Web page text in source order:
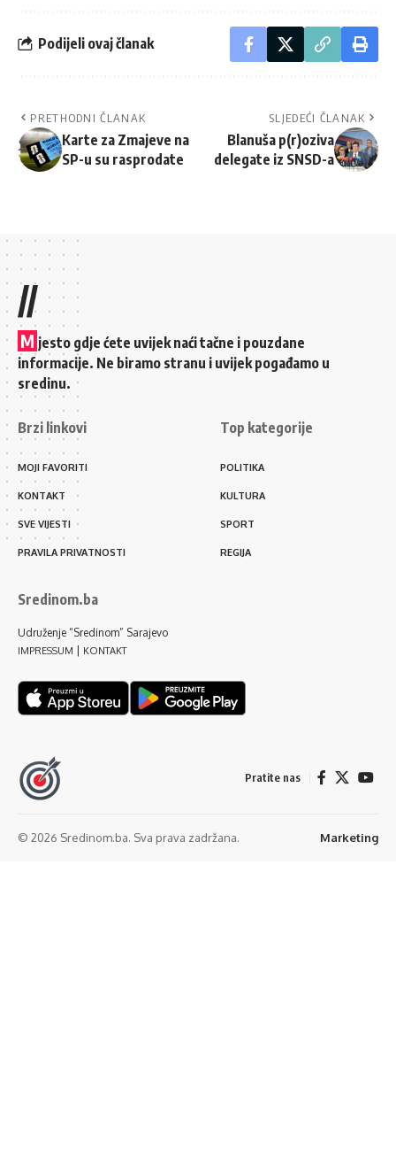
Podijeli ovaj članak
PRETHODNI ČLANAK
Karte za Zmajeve na
SP-u su rasprodate
SLJEDEĆI ČLANAK
Blanuša p(r)oziva
delegate iz SNSD-a
//
M jesto gdje ćete uvijek naći tačne i pouzdane
informacije. Ne biramo stranu i uvijek pogađamo u
sredinu.
Brzi linkovi
MOJI FAVORITI
KONTAKT
SVE VIJESTI
PRAVILA PRIVATNOSTI
Top kategorije
POLITIKA
KULTURA
SPORT
REGIJA
Sredinom.ba
Udruženje “Sredinom” Sarajevo
IMPRESSUM KONTAKT
Pratite nas
© 2026 Sredinom.ba. Sva prava zadržana. Marketing